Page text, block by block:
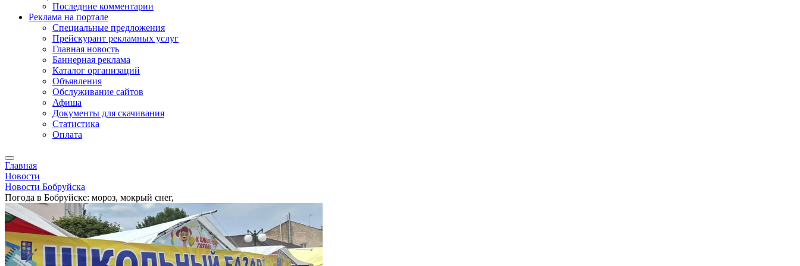
Последние комментарии
Реклама на портале
Специальные предложения
Прейскурант рекламных услуг
Главная новость
Баннерная реклама
Каталог организаций
Объявления
Обслуживание сайтов
Афиша
Документы для скачивания
Статистика
Оплата
Главная
Новости
Новости Бобруйска
Погода в Бобруйске: мороз, мокрый снег,